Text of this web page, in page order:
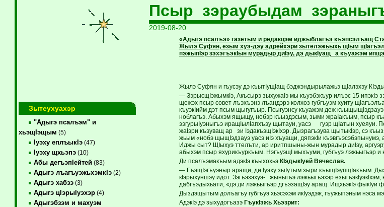
Зытеухуахэр
"Адыгэ псалъэм" и
хьэщIэщым (5)
Iуэху еплъыкIэ(47)
Iуэху щхьэпэ(10)
Абы дегъэпIейтей(83)
Адыгэ лъагъуэжьхэмкIэ(2)
Адыгэ хабзэ(3)
Адыгэ цIэрыIуэхэр(4)
Адыгэбзэм и махуэм
Псыр зэраубыдам
2019-08-20
«Адыгэ псалъэ» газетым и редакцэм иджыблагъэ къэпсэлъащ
Жылэ Суфян, езым хуэ-дэу адрейхэри зытелэжьыхь щIым
пэжыпIэр зэхэгъэкIын мурадыр диIэу, дэ дыкIуащ а къуажэм
Жылэ Суфян и гъусэу дэ къытIущIащ бэджэндырылажьэ щIалэхэу
— ЗэрысщIэжымкIэ, Акъсырэ зыхужаIэ мы къуэбэкъур илъэс 15
щежэх псыр совет лъэхъэнэ лъандэрэ колхоз губгъуэм хуиту
къуэкIийм дэт псым щыгугъыр. Псыгуэнсу къуажэм деж
ноблагъэ. Абыхэм ящыщу, нобэр къыздэсым, зыми жраIакъым, псыр
зэгурыIуэныгъэ иращIылIапхъэу щытауи, уасэ гуэр щIатын хуеяуи.
жаIэри къэуващ ар зи IэдакъэщIэкIхэр. Дызрагъэува щытыкIэр, сэ
жьым «нобэ щыщIэдзауэ уасэ иIэ хъуащи, дяпэкIи
Иджы сыт? ЩIыхуэ ттелъти, ар иритпшыны-жын мурадыр диIэу,
абыхэм псыр яхурикъуркъым. НэгъуэщI мыхъуми, губгъуэ лэжьыгъэр и
Ди псалъэмакъым адэкIэ къыхохьэ КIэдыкIуей Вячеслав.
— ГъэщIэгъуэныр аращи, ди Iуэху зыIутым зыри къыщIэупщIакъым.
кIэрыхуншэу идот. Зэгъэзэхуэ- жыныгъэ лэжьыгъэхэр
дабгъэдыхьати, «дэ ди лэжьыгъэр дгъэзащIэу аращ. ИщхьэкIэ
Дыздэщытым долъагъу губгъуэ хьэсэхэм икIуэдэж, гъужыпэным нэса
АдэкIэ дэ зыхудогъазэ ГъукIэжь Хьэзрит: